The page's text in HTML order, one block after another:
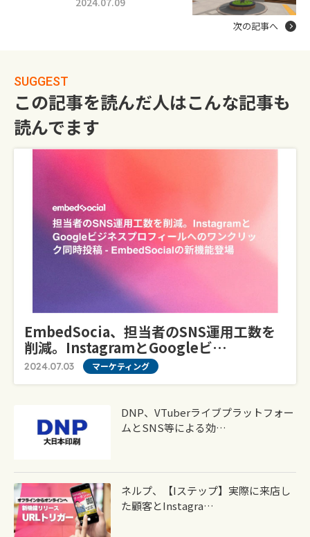
次の記事へ
SUGGEST
この記事を読んだ人はこんな記事も
読んでます
EmbedSocia、担当者のSNS運用工数を
削減。InstagramとGoogleビ…
2024.07.03 マーケティング
DNP、VTuberライブプラットフォー
ムとSNS等による効…
ネルプ、【iステップ】実際に来店し
た顧客とInstagra…